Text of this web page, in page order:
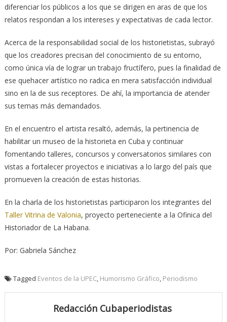
diferenciar los públicos a los que se dirigen en aras de que los
relatos respondan a los intereses y expectativas de cada lector.
Acerca de la responsabilidad social de los historietistas, subrayó
que los creadores precisan del conocimiento de su entorno,
como única vía de lograr un trabajo fructífero, pues la finalidad de
ese quehacer artístico no radica en mera satisfacción individual
sino en la de sus receptores. De ahí, la importancia de atender
sus temas más demandados.
En el encuentro el artista resaltó, además, la pertinencia de
habilitar un museo de la historieta en Cuba y continuar
fomentando talleres, concursos y conversatorios similares con
vistas a fortalecer proyectos e iniciativas a lo largo del país que
promueven la creación de estas historias.
En la charla de los historietistas participaron los integrantes del
Taller Vitrina de Valonia, proyecto perteneciente a la Ofinica del
Historiador de La Habana.
Por: Gabriela Sánchez
Tagged Eventos de la UPEC, Humorismo Gráfico, Periodismo
Redacción Cubaperiodistas